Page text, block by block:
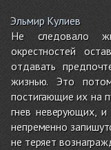
Эльмир Кулиев
Не следовало
окрестностей
отдавать
жизнью. Это
постигающие их на
гнев неверующих,
непременно
не теряет